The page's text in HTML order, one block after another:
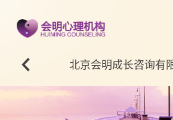
北京会明成长咨询有